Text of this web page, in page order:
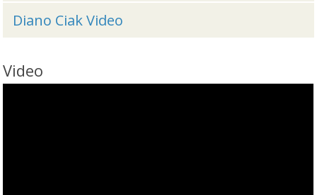
Diano Ciak Video
Video